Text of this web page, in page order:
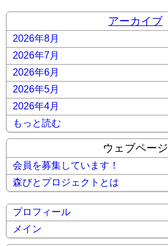
アーカイブ
2026年8月
2026年7月
2026年6月
2026年5月
2026年4月
もっと読む
ウェブページ
会員を募集しています！
森びとプロジェクトとは
プロフィール
メイン